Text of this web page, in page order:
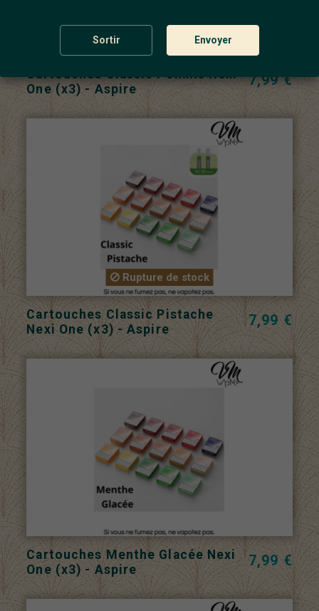
Rupture de stock
Cartouches Classic Pomme Nexi
One (x3) - Aspire
7,99 €
Rupture de stock
Cartouches Classic Pistache
Nexi One (x3) - Aspire
7,99 €
Cartouches Menthe Glacée Nexi
One (x3) - Aspire
7,99 €
Sortir Envoyer